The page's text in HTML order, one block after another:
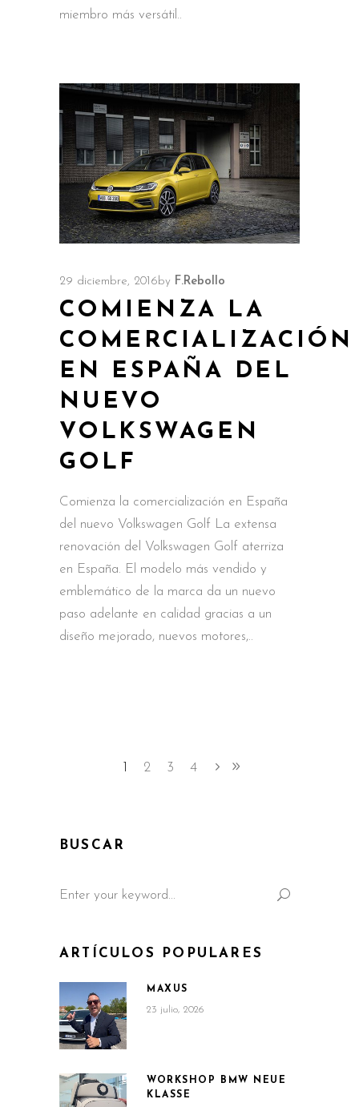
miembro más versátil
29 diciembre, 2016 by F.Rebollo
COMIENZA LA
COMERCIALIZACIÓN
EN ESPAÑA DEL
NUEVO
VOLKSWAGEN
GOLF
Comienza la comercialización en España
del nuevo Volkswagen Golf La extensa
renovación del Volkswagen Golf aterriza
en España. El modelo más vendido y
emblemático de la marca da un nuevo
paso adelante en calidad gracias a un
diseño mejorado, nuevos motores,
2 3 4
BUSCAR
for:
ARTÍCULOS POPULARES
MAXUS
23 julio, 2026
WORKSHOP BMW NEUE
KLASSE